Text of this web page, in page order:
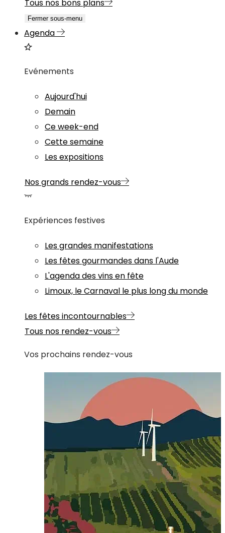
Tous nos bons plans
Fermer sous-menu
Agenda
Evénements
Aujourd'hui
Demain
Ce week-end
Cette semaine
Les expositions
Nos grands rendez-vous
Expériences festives
Les grandes manifestations
Les fêtes gourmandes dans l'Aude
L'agenda des vins en fête
Limoux, le Carnaval le plus long du monde
Les fêtes incontournables
Tous nos rendez-vous
Vos prochains rendez-vous